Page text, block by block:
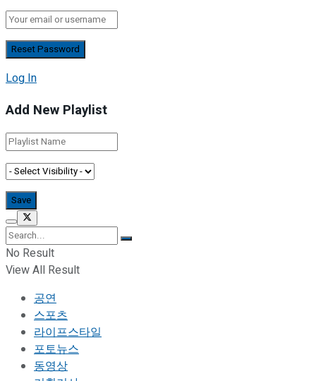
Log In
Add New Playlist
No Result
View All Result
공연
스포츠
라이프스타일
포토뉴스
동영상